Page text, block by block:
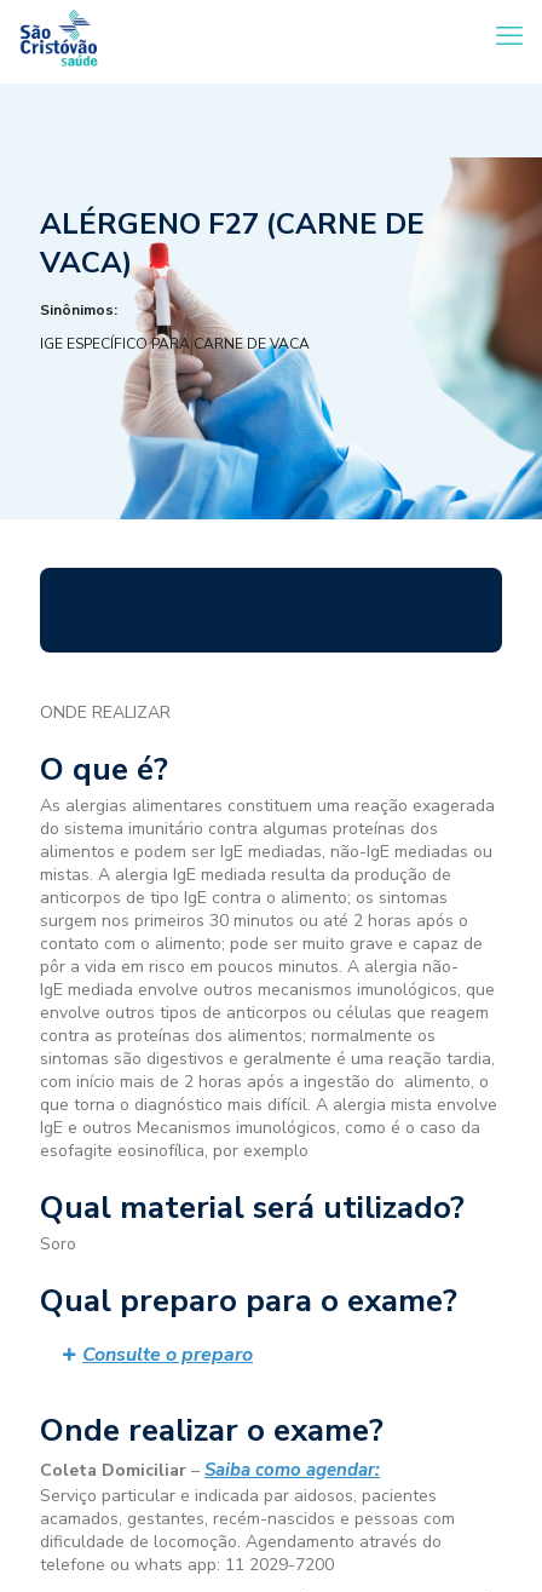
ALÉRGENO F27 (CARNE DE
VACA)
Sinônimos:
IGE ESPECÍFICO PARA CARNE DE VACA
ONDE REALIZAR
O que é?
As alergias alimentares constituem uma reação exagerada
do sistema imunitário contra algumas proteínas dos
alimentos e podem ser IgE mediadas, não-IgE mediadas ou
mistas. A alergia IgE mediada resulta da produção de
anticorpos de tipo IgE contra o alimento; os sintomas
surgem nos primeiros 30 minutos ou até 2 horas após o
contato com o alimento; pode ser muito grave e capaz de
pôr a vida em risco em poucos minutos. A alergia não-
IgE mediada envolve outros mecanismos imunológicos, que
envolve outros tipos de anticorpos ou células que reagem
contra as proteínas dos alimentos; normalmente os
sintomas são digestivos e geralmente é uma reação tardia,
com início mais de 2 horas após a ingestão do alimento, o
que torna o diagnóstico mais difícil. A alergia mista envolve
IgE e outros Mecanismos imunológicos, como é o caso da
esofagite eosinofílica, por exemplo
Qual material será utilizado?
Soro
Qual preparo para o exame?
Consulte o preparo
Onde realizar o exame?
Coleta Domiciliar – Saiba como agendar:
Serviço particular e indicada par aidosos, pacientes
acamados, gestantes, recém-nascidos e pessoas com
dificuldade de locomoção. Agendamento através do
telefone ou whats app: 11 2029-7200